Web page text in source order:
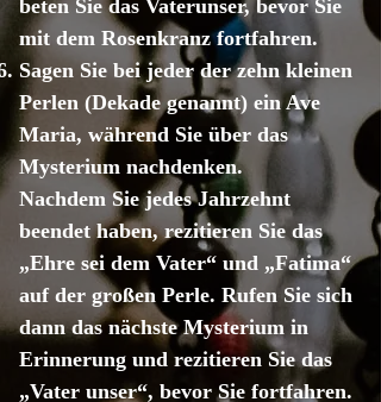
beten Sie das Vaterunser, bevor Sie
mit dem Rosenkranz fortfahren.
Sagen Sie bei jeder der zehn kleinen
Perlen (Dekade genannt) ein Ave
Maria, während Sie über das
Mysterium nachdenken.
Nachdem Sie jedes Jahrzehnt
beendet haben, rezitieren Sie das
„Ehre sei dem Vater“ und „Fatima“
auf der großen Perle. Rufen Sie sich
dann das nächste Mysterium in
Erinnerung und rezitieren Sie das
„Vater unser“, bevor Sie fortfahren.